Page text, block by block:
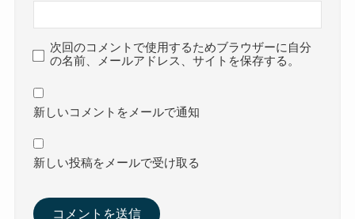
次回のコメントで使用するためブラウザーに自分
の名前、メールアドレス、サイトを保存する。
新しいコメントをメールで通知
新しい投稿をメールで受け取る